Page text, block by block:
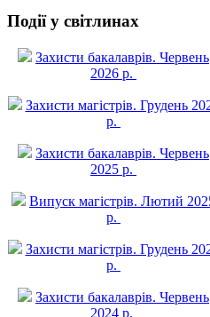
Події у світлинах
Захисти бакалаврів. Червень
2026 р.
Захисти магістрів. Грудень
р.
Захисти бакалаврів. Червень
2025 р.
Випуск магістрів. Лютий
р.
Захисти магістрів. Грудень
р.
Захисти бакалаврів. Червень
2024 р.